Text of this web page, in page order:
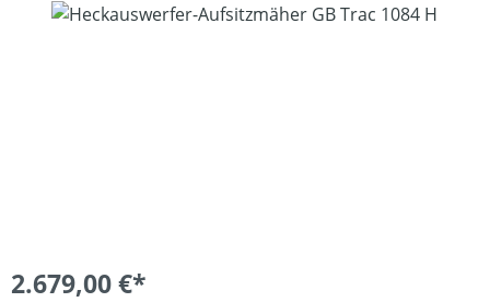
Bildergalerie überspringen
2.679,00 €*